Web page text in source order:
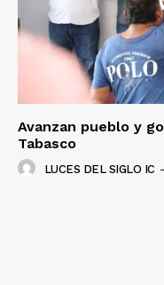
Avanzan pueblo y
Tabasco
LUCES DEL SIGLO IC -